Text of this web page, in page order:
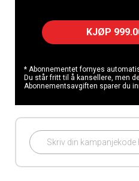
KJØP
* Abonnementet fornyes
Du står fritt til å kansellere, men
Abonnementsavgiften sparer du